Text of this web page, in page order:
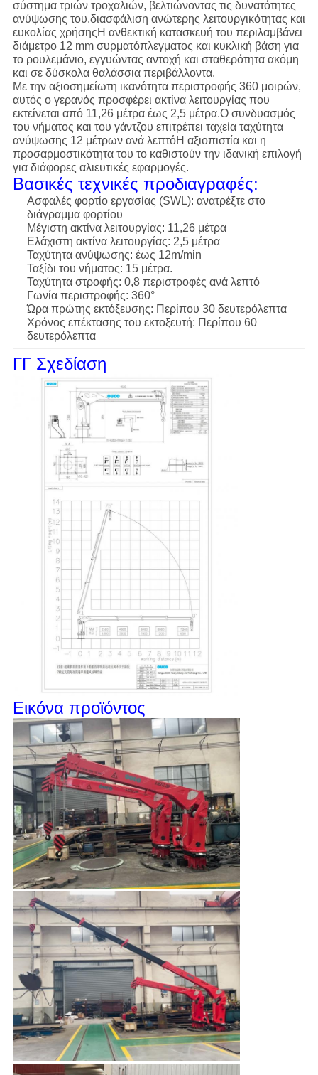
σύστημα τριών τροχαλιών, βελτιώνοντας τις δυνατότητες
ανύψωσης του.διασφάλιση ανώτερης λειτουργικότητας και
ευκολίας χρήσηςΗ ανθεκτική κατασκευή του περιλαμβάνει
διάμετρο 12 mm συρματόπλεγματος και κυκλική βάση για
το ρουλεμάνιο, εγγυώντας αντοχή και σταθερότητα ακόμη
και σε δύσκολα θαλάσσια περιβάλλοντα.
Με την αξιοσημείωτη ικανότητα περιστροφής 360 μοιρών,
αυτός ο γερανός προσφέρει ακτίνα λειτουργίας που
εκτείνεται από 11,26 μέτρα έως 2,5 μέτρα.Ο συνδυασμός
του νήματος και του γάντζου επιτρέπει ταχεία ταχύτητα
ανύψωσης 12 μέτρων ανά λεπτόΗ αξιοπιστία και η
προσαρμοστικότητα του το καθιστούν την ιδανική επιλογή
για διάφορες αλιευτικές εφαρμογές.
Βασικές τεχνικές προδιαγραφές:
Ασφαλές φορτίο εργασίας (SWL): ανατρέξτε στο
διάγραμμα φορτίου
Μέγιστη ακτίνα λειτουργίας: 11,26 μέτρα
Ελάχιστη ακτίνα λειτουργίας: 2,5 μέτρα
Ταχύτητα ανύψωσης: έως 12m/min
Ταξίδι του νήματος: 15 μέτρα.
Ταχύτητα στροφής: 0,8 περιστροφές ανά λεπτό
Γωνία περιστροφής: 360°
Ώρα πρώτης εκτόξευσης: Περίπου 30 δευτερόλεπτα
Χρόνος επέκτασης του εκτοξευτή: Περίπου 60
δευτερόλεπτα
ΓΓ Σχεδίαση
Εικόνα προϊόντος